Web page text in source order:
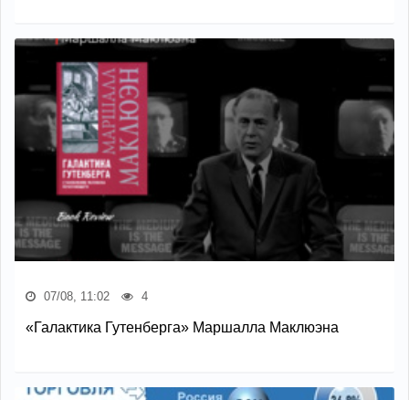
07/08, 11:02 4
«Галактика Гутенберга» Маршалла Маклюэна